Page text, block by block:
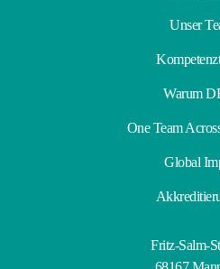
Unser
Warum
One Team
Global
Fritz-Salm-